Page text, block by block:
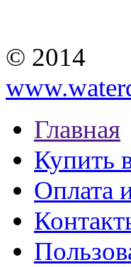
© 2014
Главная
Купить
Оплата